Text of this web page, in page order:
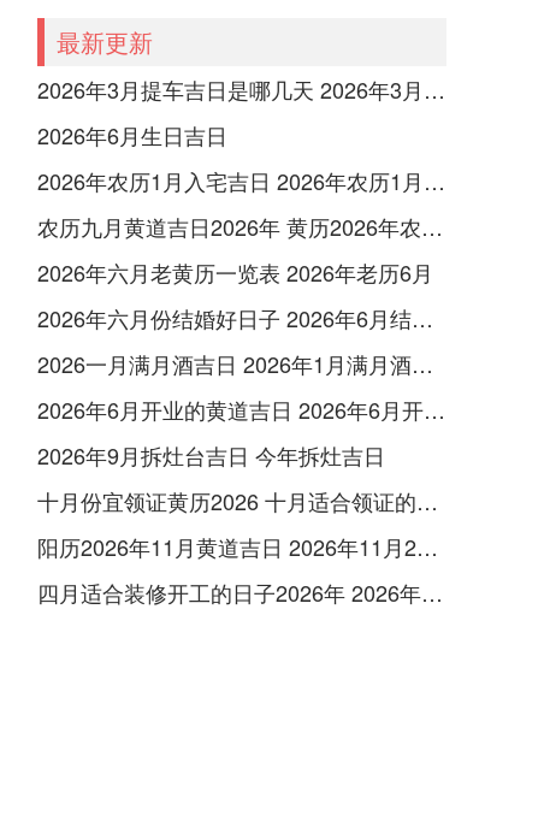
最新更新
2026年3月提车吉日是哪几天 2026年3月26号提车
2026年6月生日吉日
2026年农历1月入宅吉日 2026年农历1月入宅最好的日子
农历九月黄道吉日2026年 黄历2026年农历九月黄道吉日查询
2026年六月老黄历一览表 2026年老历6月
2026年六月份结婚好日子 2026年6月结婚好吗
2026一月满月酒吉日 2026年1月满月酒吉日
2026年6月开业的黄道吉日 2026年6月开业黄道吉日查询
2026年9月拆灶台吉日 今年拆灶吉日
十月份宜领证黄历2026 十月适合领证的好日子2026年
阳历2026年11月黄道吉日 2026年11月26日阳历黄道吉日
四月适合装修开工的日子2026年 2026年四月份适合装修开工的黄道吉日